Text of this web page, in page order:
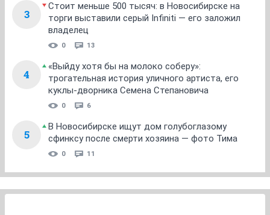
3
Стоит меньше 500 тысяч: в Новосибирске на
торги выставили серый Infiniti — его заложил
владелец
0 13
4
«Выйду хотя бы на молоко соберу»:
трогательная история уличного артиста, его
куклы-дворника Семена Степановича
0 6
5
В Новосибирске ищут дом голубоглазому
сфинксу после смерти хозяина — фото Тима
0 11